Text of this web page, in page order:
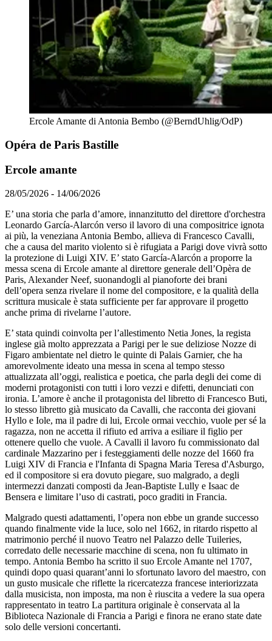
Ercole Amante di Antonia Bembo (@BerndUhlig/OdP)
Opéra de Paris Bastille
Ercole amante
28/05/2026 - 14/06/2026
E’ una storia che parla d’amore, innanzitutto del direttore d'orchestra
Leonardo García-Alarcón verso il lavoro di una compositrice ignota
ai più, la veneziana Antonia Bembo, allieva di Francesco Cavalli,
che a causa del marito violento si è rifugiata a Parigi dove vivrà sotto
la protezione di Luigi XIV. E’ stato García-Alarcón a proporre la
messa scena di Ercole amante al direttore generale dell’Opèra de
Paris, Alexander Neef, suonandogli al pianoforte dei brani
dell’opera senza rivelare il nome del compositore, e la qualità della
scrittura musicale è stata sufficiente per far approvare il progetto
anche prima di rivelarne l’autore.
E’ stata quindi coinvolta per l’allestimento Netia Jones, la regista
inglese già molto apprezzata a Parigi per le sue deliziose Nozze di
Figaro ambientate nel dietro le quinte di Palais Garnier, che ha
amorevolmente ideato una messa in scena al tempo stesso
attualizzata all’oggi, realistica e poetica, che parla degli dei come di
moderni protagonisti con tutti i loro vezzi e difetti, denunciati con
ironia. L’amore è anche il protagonista del libretto di Francesco Buti,
lo stesso libretto già musicato da Cavalli, che racconta dei giovani
Hyllo e Iole, ma il padre di lui, Ercole ormai vecchio, vuole per sé la
ragazza, non ne accetta il rifiuto ed arriva a esiliare il figlio per
ottenere quello che vuole. A Cavalli il lavoro fu commissionato dal
cardinale Mazzarino per i festeggiamenti delle nozze del 1660 fra
Luigi XIV di Francia e l'Infanta di Spagna Maria Teresa d'Asburgo,
ed il compositore si era dovuto piegare, suo malgrado, a degli
intermezzi danzati composti da Jean-Baptiste Lully e Isaac de
Bensera e limitare l’uso di castrati, poco graditi in Francia.
Malgrado questi adattamenti, l’opera non ebbe un grande successo
quando finalmente vide la luce, solo nel 1662, in ritardo rispetto al
matrimonio perché il nuovo Teatro nel Palazzo delle Tuileries,
corredato delle necessarie macchine di scena, non fu ultimato in
tempo. Antonia Bembo ha scritto il suo Ercole Amante nel 1707,
quindi dopo quasi quarant’anni lo sfortunato lavoro del maestro, con
un gusto musicale che riflette la ricercatezza francese interiorizzata
dalla musicista, non imposta, ma non è riuscita a vedere la sua opera
rappresentato in teatro La partitura originale è conservata al la
Biblioteca Nazionale di Francia a Parigi e finora ne erano state date
solo delle versioni concertanti.